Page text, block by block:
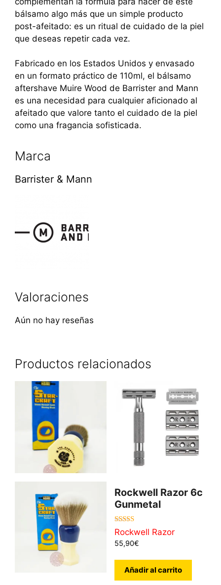
bálsamo algo más que un simple producto
post-afeitado: es un ritual de cuidado de la piel
que deseas repetir cada vez.
Fabricado en los Estados Unidos y envasado
en un formato práctico de 110ml, el bálsamo
aftershave Muire Wood de Barrister and Mann
es una necesidad para cualquier aficionado al
afeitado que valore tanto el cuidado de la piel
como una fragancia sofisticada.
Marca
Barrister & Mann
Valoraciones
Aún no hay reseñas
Productos relacionados
Rockwell Razor 6c
Gunmetal
4.80
de 5
Rockwell Razor
55,90€
Añadir al carrito